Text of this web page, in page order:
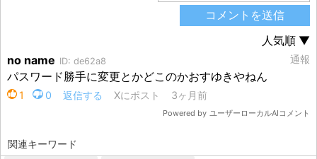
関連キーワード